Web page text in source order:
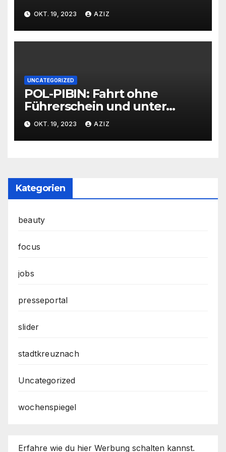
OKT. 19, 2023 AZIZ
UNCATEGORIZED
POL-PIBIN: Fahrt ohne
Führerschein und unter
Einfluss von Drogen
OKT. 19, 2023 AZIZ
Kategorien
beauty
focus
jobs
presseportal
slider
stadtkreuznach
Uncategorized
wochenspiegel
Erfahre wie du hier Werbung schalten kannst.